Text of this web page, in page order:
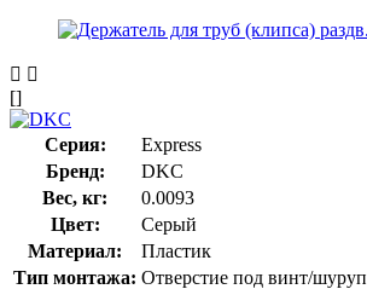
[]
Серия:
Express
Бренд:
DKC
Вес, кг:
0.0093
Цвет:
Серый
Материал:
Пластик
Тип монтажа: Отверстие под винт/шуруп